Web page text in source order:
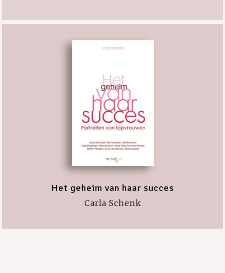
Het geheim van haar succes
Carla Schenk